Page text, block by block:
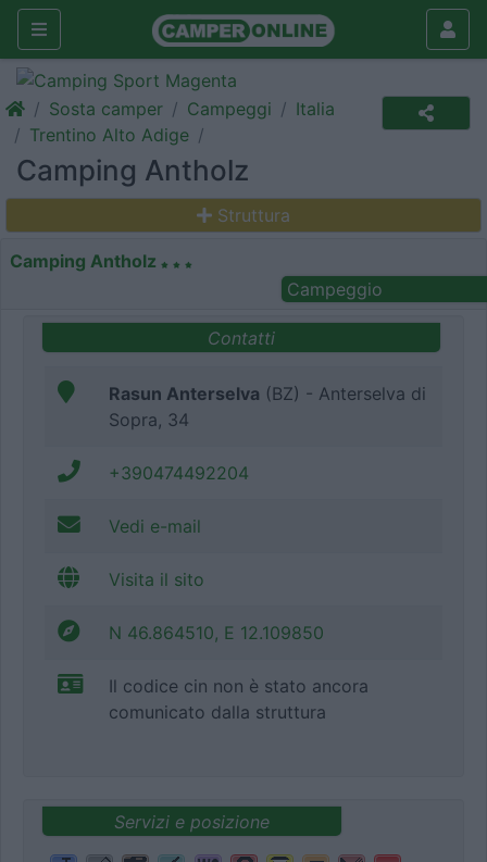
Sosta camper Campeggi
Italia
Trentino Alto Adige
Camping Antholz
Struttura
Camping Antholz
Campeggio
Contatti
Rasun Anterselva (BZ) - Anterselva di
Sopra, 34
+390474492204
Vedi e-mail
Visita il sito
N 46.864510, E 12.109850
Il codice cin non è stato ancora
comunicato dalla struttura
Servizi e posizione